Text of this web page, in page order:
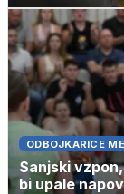
ODBOJKARICE
Sanjski
bi upale